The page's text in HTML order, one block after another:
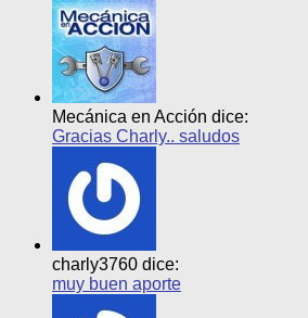
Mecánica en Acción dice:
Gracias Charly.. saludos
charly3760 dice:
muy buen aporte